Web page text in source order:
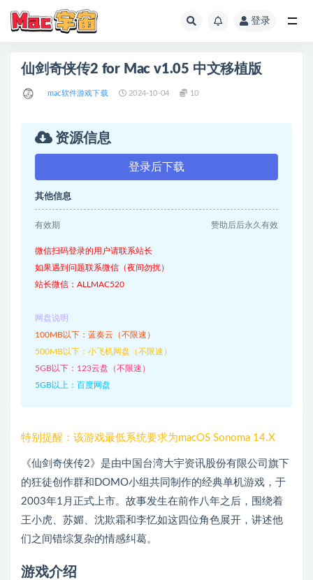
登录
仙剑奇侠传2 for Mac v1.05 中文移植版
mac软件游戏下载 2024-10-04 10
资源信息
登录后下载
其他信息
有效期 赞助后后永久有效
微信扫码登录的用户请联系站长
如果遇到问题联系微信（夜间勿扰）
站长微信：ALLMAC520
网盘说明
100MB以下：蓝奏云（不限速）
500MB以下：小飞机网盘（不限速）
5GB以下：123云盘（不限速）
5GB以上：百度网盘
特别提醒：该游戏最低系统要求为macOS Sonoma 14.X
《仙剑奇侠传2》是由中国台湾大宇资讯股份有限公司旗下
的狂徒创作群和DOMO小组共同制作的经典单机游戏，于
2003年1月正式上市。故事发生在前作八年之后，围绕着
王小虎、苏媚、沈欺霜和李忆如这四位角色展开，讲述他
们之间错综复杂的情感纠葛。
游戏介绍